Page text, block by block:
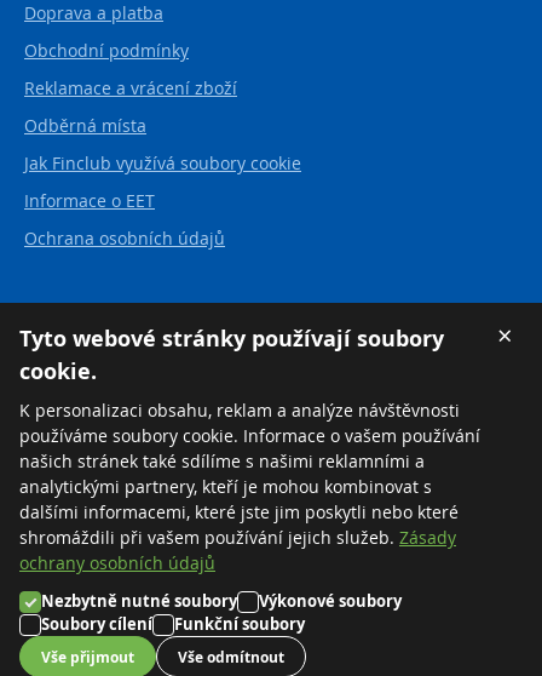
Doprava a platba
Obchodní podmínky
Reklamace a vrácení zboží
Odběrná místa
Jak Finclub využívá soubory cookie
Informace o EET
Ochrana osobních údajů
FINCLUB plus, a.s.
Karvinská 21
737 01 Český Těšín
Česká republika
Tel:+420 558 711 550
Zdarma:
+420 800 169 570
©2026 FINCLUB plus, a.s.
Nastavení cookies
Created byMORAVIO
×
Tyto webové stránky používají soubory
cookie.
K personalizaci obsahu, reklam a analýze návštěvnosti
používáme soubory cookie. Informace o vašem používání
našich stránek také sdílíme s našimi reklamními a
analytickými partnery, kteří je mohou kombinovat s
dalšími informacemi, které jste jim poskytli nebo které
shromáždili při vašem používání jejich služeb. Zásady
ochrany osobních údajů
Nezbytně nutné soubory
Výkonové soubory
Soubory cílení
Funkční soubory
Vše přijmout Vše odmítnout